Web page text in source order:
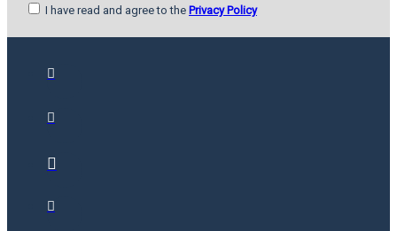
I have read and agree to the Privacy Policy